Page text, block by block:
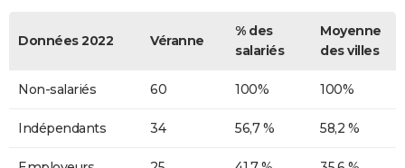
Données 2022 Véranne
% des
salariés
Moyenne
des villes
Non-salariés 60 100% 100%
Indépendants 34 56,7 % 58,2 %